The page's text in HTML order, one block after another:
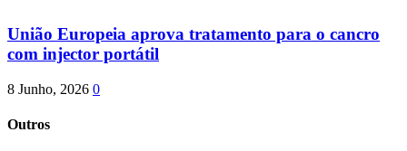
União Europeia aprova tratamento para o cancro
com injector portátil
8 Junho, 2026 0
Outros